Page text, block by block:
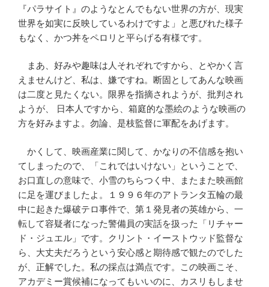
『パラサイト』のようなとんでもない世界の方が、現実
世界を如実に反映しているわけですよ」と悪びれた様子
もなく、かつ丼をペロリと平らげる有様です。
まあ、好みや趣味は人それぞれですから、とやかく言
えませんけど、私は、嫌ですね。断固としてあんな映画
は二度と見たくない。限界を指摘されようが、批判され
ようが、 日本人ですから、箱庭的な墨絵のような映画の
方を好みますよ。勿論、是枝監督に軍配をあげます。
かくして、映画産業に関して、かなりの不信感を抱い
てしまったので、「これではいけない」ということで、
お口直しの意味で、小雪のちらつく中、またまた映画館
に足を運びましたよ。１９９６年のアトランタ五輪の最
中に起きた爆破テロ事件で、第１発見者の英雄から、一
転して容疑者になった警備員の実話を扱った「リチャー
ド・ジュエル」です。クリント・イーストウッド監督な
ら、大丈夫だろうという安心感と期待感で観たのでした
が、正解でした。私の採点は満点です。この映画こそ、
アカデミー賞候補になってもいいのに、カスリもしませ